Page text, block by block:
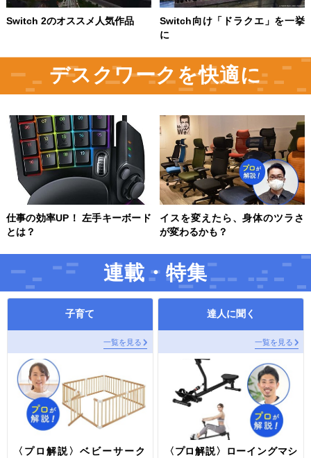
Switch 2のオススメ人気作品
Switch向け「ドラクエ」を一挙
に
デスクワークを快適に
仕事の効率UP！ 左手キーボード
とは？
イスを変えたら、身体のツラさ
が変わるかも？
連載・特集
子育て
一覧を見る
〈プロ解説〉ベビーサーク
達人に聞く
一覧を見る
〈プロ解説〉ローイングマシ